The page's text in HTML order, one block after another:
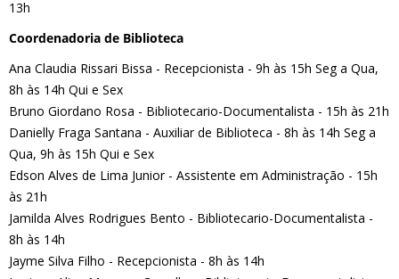
13h
Coordenadoria de Biblioteca
Ana Claudia Rissari Bissa - Recepcionista - 9h às 15h Seg a Qua,
8h às 14h Qui e Sex
Bruno Giordano Rosa - Bibliotecario-Documentalista - 15h às 21h
Danielly Fraga Santana - Auxiliar de Biblioteca - 8h às 14h Seg a
Qua, 9h às 15h Qui e Sex
Edson Alves de Lima Junior - Assistente em Administração - 15h
às 21h
Jamilda Alves Rodrigues Bento - Bibliotecario-Documentalista -
8h às 14h
Jayme Silva Filho - Recepcionista - 8h às 14h